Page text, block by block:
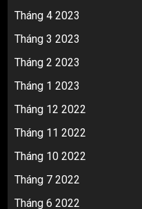
Tháng 4 2023
Tháng 3 2023
Tháng 2 2023
Tháng 1 2023
Tháng 12 2022
Tháng 11 2022
Tháng 10 2022
Tháng 7 2022
Tháng 6 2022